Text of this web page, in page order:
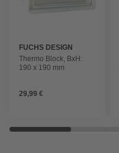
FUCHS DESIGN
Thermo Block, BxH:
190 x 190 mm
29,99 €